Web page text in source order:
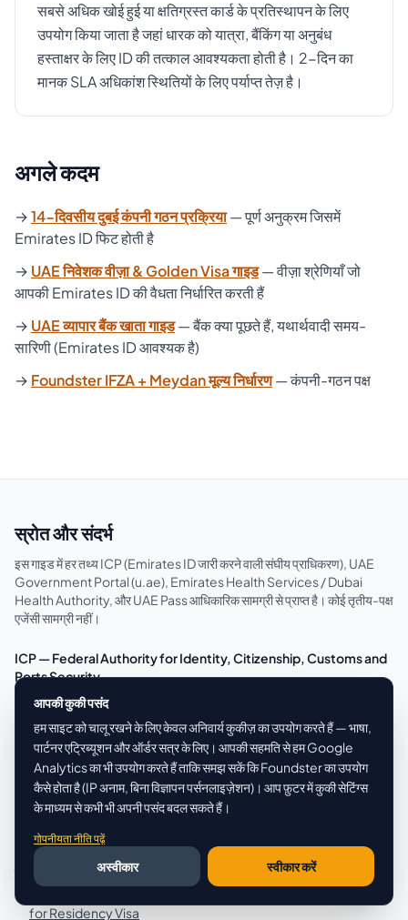
सबसे अधिक खोई हुई या क्षतिग्रस्त कार्ड के प्रतिस्थापन के लिए
उपयोग किया जाता है जहां धारक को यात्रा, बैंकिंग या अनुबंध
हस्ताक्षर के लिए ID की तत्काल आवश्यकता होती है। 2-दिन का
मानक SLA अधिकांश स्थितियों के लिए पर्याप्त तेज़ है।
अगले कदम
→14-दिवसीय दुबई कंपनी गठन प्रक्रिया— पूर्ण अनुक्रम जिसमें
Emirates ID फिट होती है
→ UAE निवेशक वीज़ा & Golden Visa गाइड— वीज़ा श्रेणियाँ जो
आपकी Emirates ID की वैधता निर्धारित करती हैं
→ UAE व्यापार बैंक खाता गाइड— बैंक क्या पूछते हैं, यथार्थवादी समय-
सारिणी (Emirates ID आवश्यक है)
→ Foundster IFZA + Meydan मूल्य निर्धारण— कंपनी-गठन पक्ष
स्रोत और संदर्भ
इस गाइड में हर तथ्य ICP (Emirates ID जारी करने वाली संघीय प्राधिकरण), UAE
Government Portal (u.ae), Emirates Health Services / Dubai
Health Authority, और UAE Pass आधिकारिक सामग्री से प्राप्त है। कोई तृतीय-पक्ष
एजेंसी सामग्री नहीं।
ICP — Federal Authority for Identity, Citizenship, Customs and
Ports Security
·icp.gov.ae — मुख्य पोर्टल
ICP — Issuing Residency Permit (Emirates ID के साथ)
·ICP Services Directory
UAE Government Portal
u.ae — Emirates ID
u.ae — Visa Fees and Fines
·u.ae — UAE Pass App
स्वास्थ्य प्राधिकरण (मेडिकल फिटनेस टेस्ट)
for Residency Visa
आपकी कुकी पसंद
हम साइट को चालू रखने के लिए केवल अनिवार्य कुकीज़ का उपयोग करते हैं — भाषा,
पार्टनर एट्रिब्यूशन और ऑर्डर सत्र के लिए। आपकी सहमति से हम Google
Analytics का भी उपयोग करते हैं ताकि समझ सकें कि Foundster का उपयोग
कैसे होता है (IP अनाम, बिना विज्ञापन पर्सनलाइज़ेशन)। आप फ़ुटर में कुकी सेटिंग्स
के माध्यम से कभी भी अपनी पसंद बदल सकते हैं।
गोपनीयता नीति पढ़ें
अस्वीकार स्वीकार करें